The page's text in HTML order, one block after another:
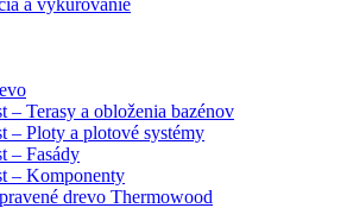
a vykurovanie
– Terasy a obloženia bazénov
– Ploty a plotové systémy
– Fasády
– Komponenty
drevo Thermowood